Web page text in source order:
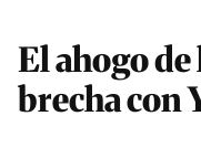
El ahogo
brecha con